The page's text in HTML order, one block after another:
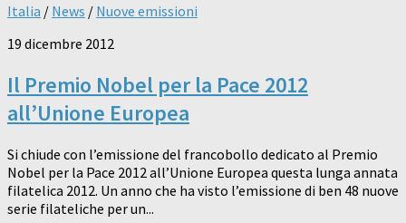
Italia / News / Nuove emissioni
19 dicembre 2012
Il Premio Nobel per la Pace 2012
all’Unione Europea
Si chiude con l’emissione del francobollo dedicato al Premio
Nobel per la Pace 2012 all’Unione Europea questa lunga annata
filatelica 2012. Un anno che ha visto l’emissione di ben 48 nuove
serie filateliche per un...